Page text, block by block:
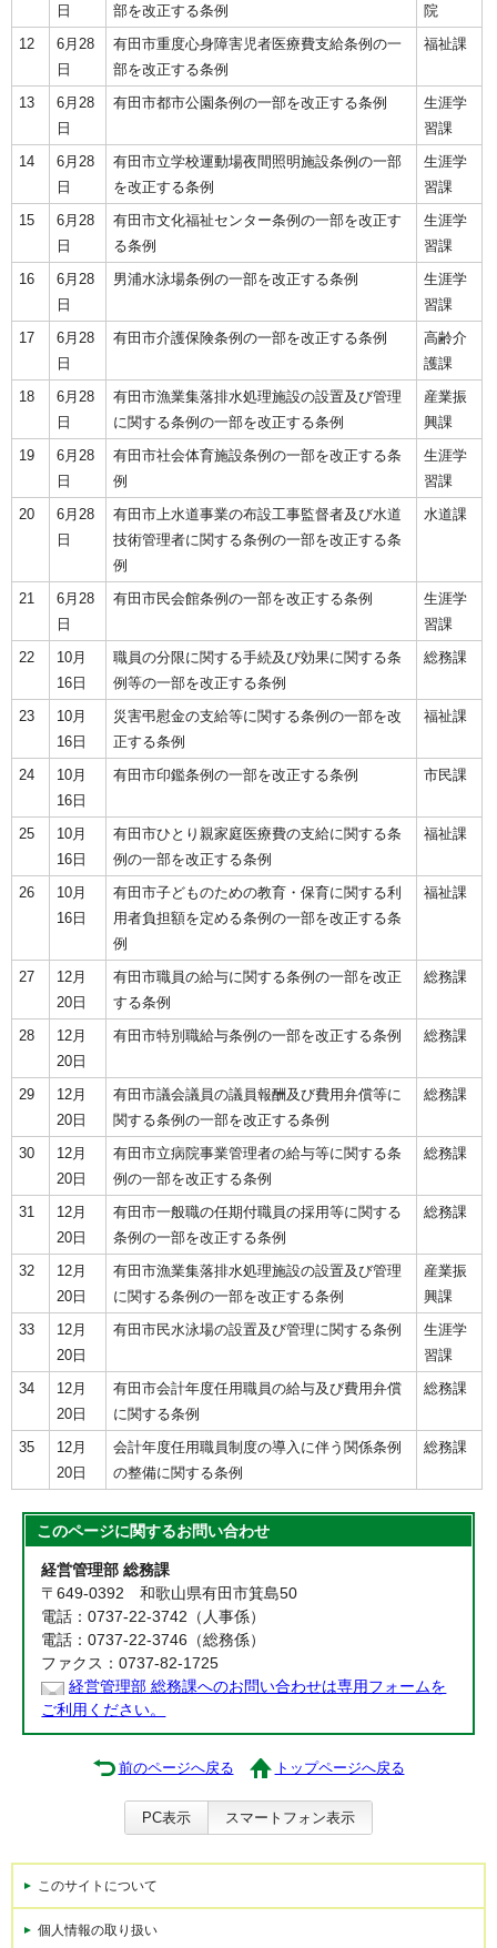
日
部を改正する条例
院
12
6月28
日
有田市重度心身障害児者医療費支給条例の一
部を改正する条例
福祉課
13
6月28
日
有田市都市公園条例の一部を改正する条例
生涯学
習課
14
6月28
日
有田市立学校運動場夜間照明施設条例の一部
を改正する条例
生涯学
習課
15
6月28
日
有田市文化福祉センター条例の一部を改正す
る条例
生涯学
習課
16
6月28
日
男浦水泳場条例の一部を改正する条例
生涯学
習課
17
6月28
日
有田市介護保険条例の一部を改正する条例
高齢介
護課
18
6月28
日
有田市漁業集落排水処理施設の設置及び管理
に関する条例の一部を改正する条例
産業振
興課
19
6月28
日
有田市社会体育施設条例の一部を改正する条
例
生涯学
習課
20
6月28
日
有田市上水道事業の布設工事監督者及び水道
技術管理者に関する条例の一部を改正する条
例
水道課
21
6月28
日
有田市民会館条例の一部を改正する条例
生涯学
習課
22
10月
16日
職員の分限に関する手続及び効果に関する条
例等の一部を改正する条例
総務課
23
10月
16日
災害弔慰金の支給等に関する条例の一部を改
正する条例
福祉課
24
10月
16日
有田市印鑑条例の一部を改正する条例 市民課
25
10月
16日
有田市ひとり親家庭医療費の支給に関する条
例の一部を改正する条例
福祉課
26
10月
16日
有田市子どものための教育・保育に関する利
用者負担額を定める条例の一部を改正する条
例
福祉課
27
12月
20日
有田市職員の給与に関する条例の一部を改正
する条例
総務課
28
12月
20日
有田市特別職給与条例の一部を改正する条例 総務課
29
12月
20日
有田市議会議員の議員報酬及び費用弁償等に
関する条例の一部を改正する条例
総務課
30
12月
20日
有田市立病院事業管理者の給与等に関する条
例の一部を改正する条例
総務課
31
12月
20日
有田市一般職の任期付職員の採用等に関する
条例の一部を改正する条例
総務課
32
12月
20日
有田市漁業集落排水処理施設の設置及び管理
に関する条例の一部を改正する条例
産業振
興課
33
12月
20日
有田市民水泳場の設置及び管理に関する条例
生涯学
習課
34
12月
20日
有田市会計年度任用職員の給与及び費用弁償
に関する条例
総務課
35
12月
20日
会計年度任用職員制度の導入に伴う関係条例
の整備に関する条例
総務課
このページに関するお問い合わせ
経営管理部 総務課
〒649-0392 和歌山県有田市箕島50
電話：0737-22-3742（人事係）
電話：0737-22-3746（総務係）
ファクス：0737-82-1725
経営管理部 総務課へのお問い合わせは専用フォームを
ご利用ください。
前のページへ戻る トップページへ戻る
PC表示 スマートフォン表示
このサイトについて
個人情報の取り扱い